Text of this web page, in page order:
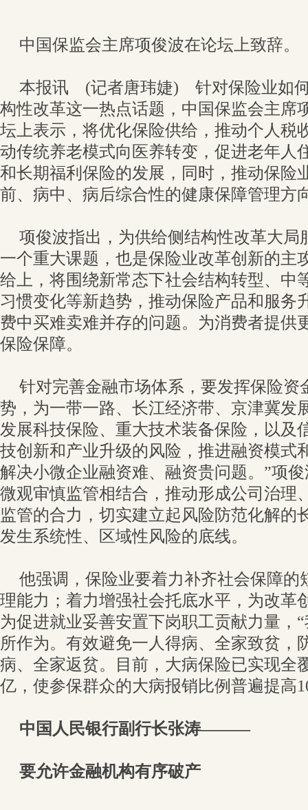
中国保监会主席项俊波在论坛上致辞。
本报讯 (记者唐玮婕) 针对保险业如
构性改革这一热点话题，中国保监会主席
坛上表示，将优化保险供给，推动个人税
动传统养老模式向医养转变，促进老年人
和长期福利保险的发展，同时，推动保险
前、病中、病后综合性的健康保障管理方
项俊波指出，为供给侧结构性改革大局
一个重大课题，也是保险业改革创新的主
给上，将围绕新常态下社会结构转型、中
习惯变化等新趋势，推动保险产品和服务
费中买难卖难并存的问题。为消费者提供
保险保障。
针对完善金融市场体系，要发挥保险资
势，为一带一路、长江经济带、京津冀发
发展科技保险、重大技术装备保险，以及
技创新和产业升级的风险，推进融资模式
解决小微企业融资难、融资贵问题。”项
微观审慎监管相结合，推动形成公司治理
监管的合力，切实建立起风险防范化解的
发生系统性、区域性风险的底线。
他强调，保险业要着力补齐社会保障的
理能力；着力增强社会托底水平，为改革
为促进就业妥善安置下岗职工贡献力量，
所作为。有效避免一人得病、全家致贫，
病、全家返贫。目前，大病保险已实现全
亿，使参保群众的大病报销比例普遍提高
中国人民银行副行长张涛———
要允许金融机构有序破产